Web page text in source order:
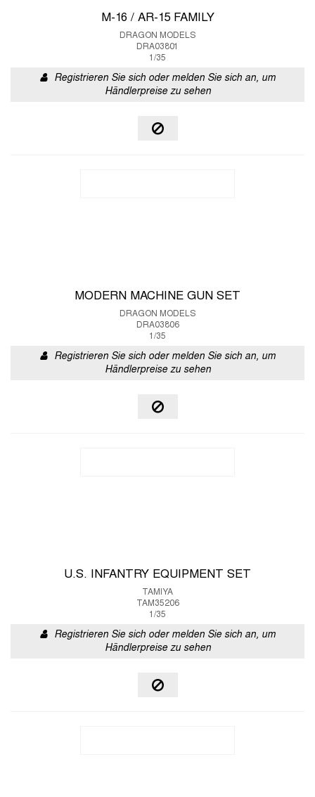
M-16 / AR-15 FAMILY
DRAGON MODELS
DRA03801
1/35
Registrieren Sie sich oder melden Sie sich an, um
Händlerpreise zu sehen
MODERN MACHINE GUN SET
DRAGON MODELS
DRA03806
1/35
Registrieren Sie sich oder melden Sie sich an, um
Händlerpreise zu sehen
U.S. INFANTRY EQUIPMENT SET
TAMIYA
TAM35206
1/35
Registrieren Sie sich oder melden Sie sich an, um
Händlerpreise zu sehen